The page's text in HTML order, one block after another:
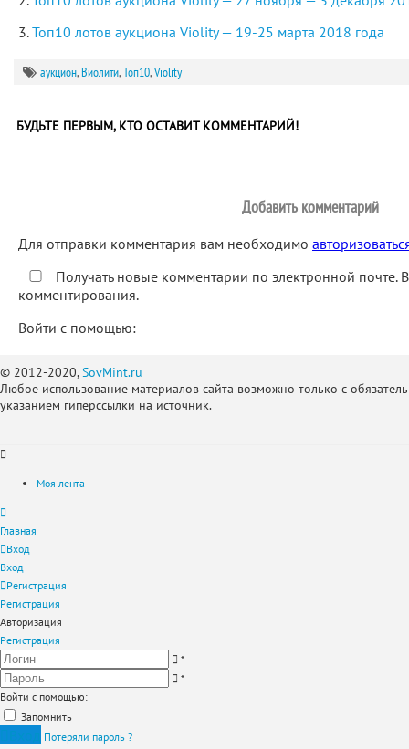
Топ10 лотов аукциона Violity — 19-25 марта 2018 года
аукцион,Виолити,Топ10,Violity
БУДЬТЕ ПЕРВЫМ, КТО ОСТАВИТ КОММЕНТАРИЙ!
Добавить комментарий
Для отправки комментария вам необходимо
Получать новые комментарии по электронной почте.
комментирования.
Войти с помощью:
© 2012-2020,SovMint.ru
Любое использование материалов сайта возможно только с
указанием гиперссылки на источник.
Моя лента
Главная
Вход
Вход
Регистрация
Регистрация
Авторизация
Регистрация
*
*
Войти с помощью:
Запомнить
Потеряли пароль ?